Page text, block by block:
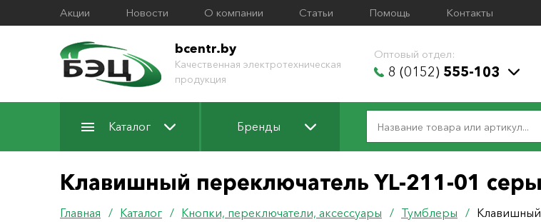
Акции Новости О компании Статьи Помощь Контакты
bcentr.by
Качественная электротехническая
продукция
Оптовый отдел:
8 (0152) 555-103
Каталог Бренды
Клавишный переключатель YL-211-01
Главная / Каталог / Кнопки, переключатели, аксессуары / Тумблеры / Клавишный